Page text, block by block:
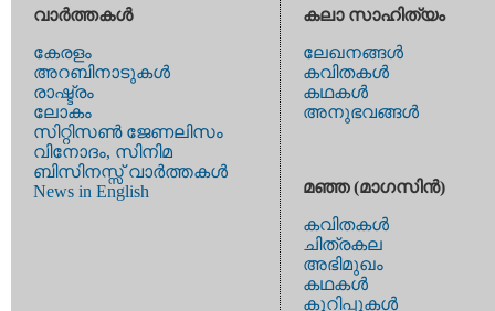
വാര്‍ത്തകള്‍
കേരളം
അറബിനാടുകള്‍
രാഷ്ട്രം
ലോകം
സിറ്റിസണ്‍ ജേണലിസം
വിനോദം, സിനിമ
ബിസിനസ്സ് വാര്‍ത്തകള്‍
News in English
കലാ സാഹിത്യം
ലേഖനങ്ങള്‍
കവിതകള്‍
കഥകള്‍
അനുഭവങ്ങള്‍
മഞ്ഞ (മാഗസിന്‍)
കവിതകള്‍
ചിത്രകല
അഭിമുഖം
കഥകള്‍
കുറിപ്പുകള്‍